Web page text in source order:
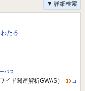
▼ 詳細検索
たる
パス
イド関連解析GWAS）
コ